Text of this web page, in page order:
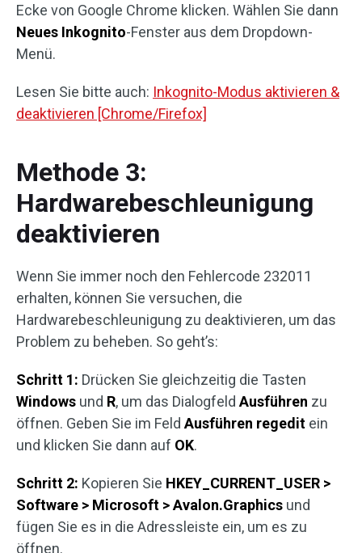
Ecke von Google Chrome klicken. Wählen Sie dann
Neues Inkognito-Fenster aus dem Dropdown-
Menü.
Lesen Sie bitte auch: Inkognito-Modus aktivieren &
deaktivieren [Chrome/Firefox]
Methode 3:
Hardwarebeschleunigung
deaktivieren
Wenn Sie immer noch den Fehlercode 232011
erhalten, können Sie versuchen, die
Hardwarebeschleunigung zu deaktivieren, um das
Problem zu beheben. So geht’s:
Schritt 1: Drücken Sie gleichzeitig die Tasten
Windows und R, um das Dialogfeld Ausführen zu
öffnen. Geben Sie im Feld Ausführen regedit ein
und klicken Sie dann auf OK.
Schritt 2: Kopieren Sie HKEY_CURRENT_USER >
Software > Microsoft > Avalon.Graphics und
fügen Sie es in die Adressleiste ein, um es zu
öffnen.